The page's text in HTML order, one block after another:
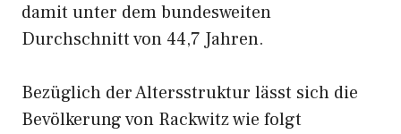
damit unter dem bundesweiten
Durchschnitt von 44,7 Jahren.
Bezüglich der Altersstruktur lässt sich die
Bevölkerung von Rackwitz wie folgt